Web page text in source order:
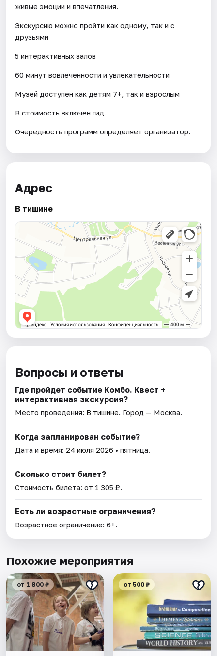
живые эмоции и впечатления.
Экскурсию можно пройти как одному, так и с
друзьями
5 интерактивных залов
60 минут вовлеченности и увлекательности
Музей доступен как детям 7+, так и взрослым
В стоимость включен гид.
Очередность программ определяет организатор.
Адрес
В тишине
Вопросы и ответы
Где пройдет событие Комбо. Квест +
интерактивная экскурсия?
Место проведения: В тишине. Город — Москва.
Когда запланирован событие?
Дата и время:24 июля 2026 • пятница.
Сколько стоит билет?
Стоимость билета: от 1 305 ₽.
Есть ли возрастные ограничения?
Возрастное ограничение: 6+.
Похожие мероприятия
от 1 800 ₽ от 500 ₽